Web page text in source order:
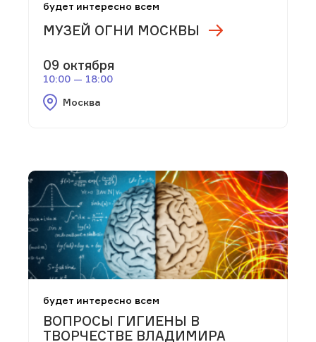
будет интересно всем
МУЗЕЙ ОГНИ МОСКВЫ
09 октября
10:00 — 18:00
Москва
будет интересно всем
ВОПРОСЫ ГИГИЕНЫ В
ТВОРЧЕСТВЕ ВЛАДИМИРА